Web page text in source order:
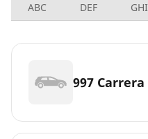
ABC DEF GHI
997 Carrera